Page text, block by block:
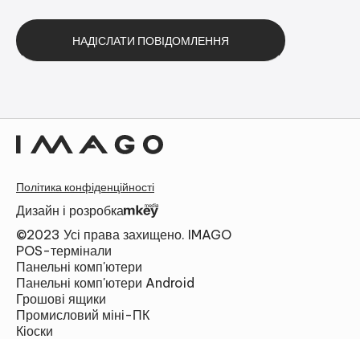
Політика конфіденційності
Дизайн і розробка
©2023 Усі права захищено. IMAGO
POS-термінали
Панельні комп'ютери
Панельні комп'ютери Android
Грошові ящики
Промисловий міні-ПК
Кіоски